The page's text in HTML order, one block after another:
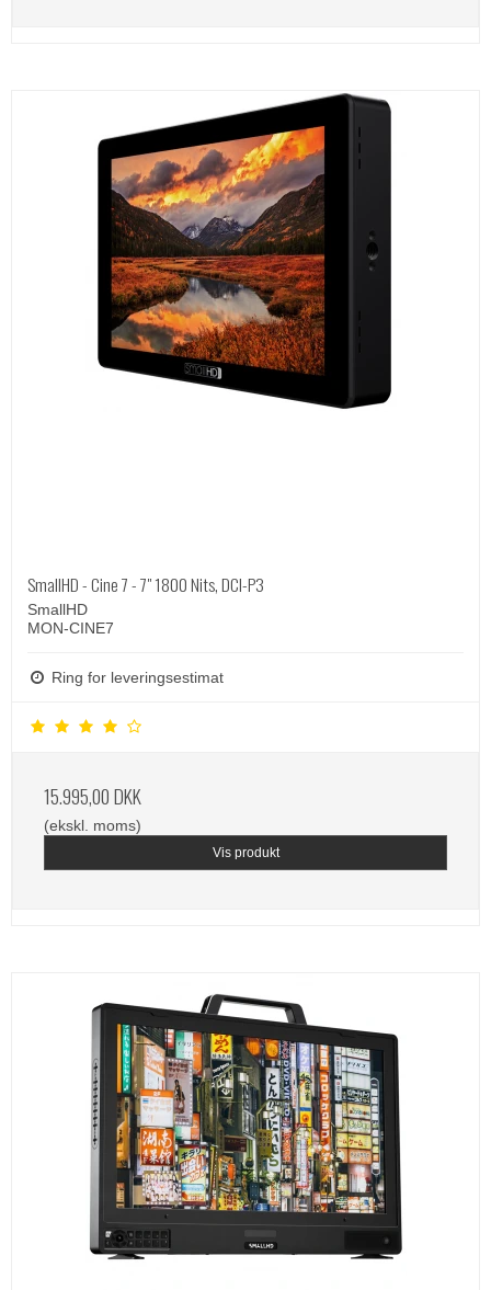
SmallHD - Cine 7 - 7" 1800 Nits, DCI-P3
SmallHD
MON-CINE7
Ring for leveringsestimat
15.995,00 DKK
(ekskl. moms)
Vis produkt